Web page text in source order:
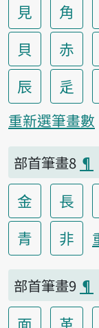
見 角
貝
赤
辰
辵
重新選筆畫數
部首筆畫8 ¶
金 長
青
非
部首筆畫9 ¶
面 革